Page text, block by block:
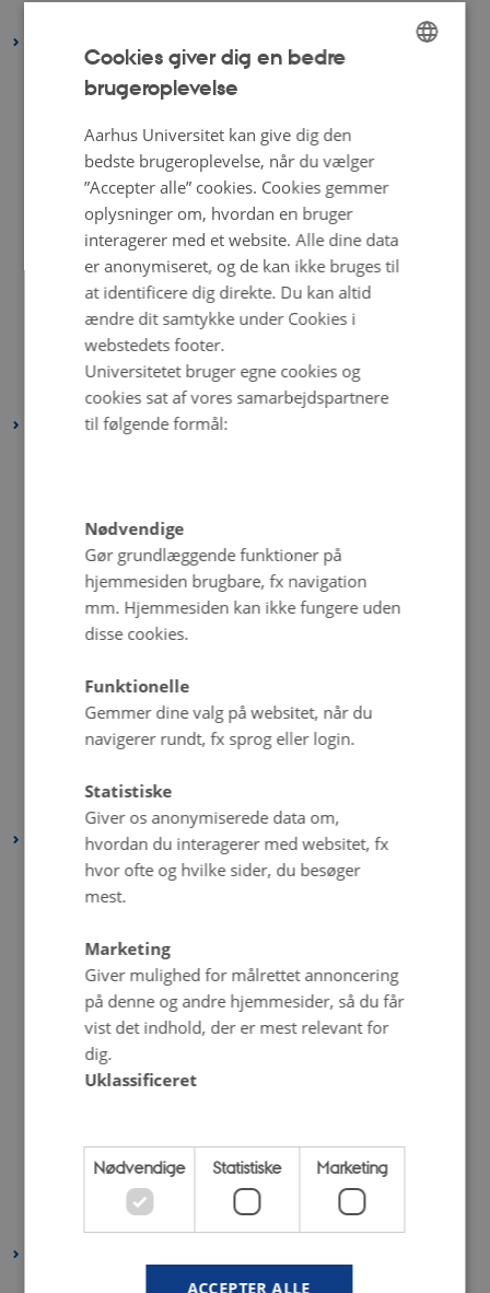
(1 post)
november 2025
(2 poster)
oktober 2025(6 poster)
september 2025(1 post)
august 2025
juni 2025(2 poster)
maj 2025(1 post)
april 2025(2 poster)
marts 2025(2 poster)
februar 2025
(2 poster)
januar 2025(2 poster)
oktober 2024
(2 poster)
september 2024(4 poster)
august 2024(2 poster)
juli 2024(2 poster)
maj 2024(1 post)
april 2024(3 poster)
marts 2024(2 poster)
januar 2024
december 2023 (3 poster)
november 2023
september 2023(2 poster)
august 2023(3 poster)
juli 2023(2 poster)
juni 2023
marts 2023
(4 poster)
februar 2023(2 poster)
januar 2023(4 poster)
(1 post)
Cookies giver dig en bedre
brugeroplevelse
Aarhus Universitet kan give dig den
bedste brugeroplevelse, når du vælger
”Accepter alle” cookies. Cookies gemmer
oplysninger om, hvordan en bruger
interagerer med et website. Alle dine data
er anonymiseret, og de kan ikke bruges til
at identificere dig direkte. Du kan altid
ændre dit samtykke under Cookies i
webstedets footer.
Universitetet bruger egne cookies og
cookies sat af vores samarbejdspartnere
til følgende formål:
Nødvendige
Gør grundlæggende funktioner på
hjemmesiden brugbare, fx navigation
mm. Hjemmesiden kan ikke fungere uden
disse cookies.
Funktionelle
Gemmer dine valg på websitet, når du
navigerer rundt, fx sprog eller login.
Statistiske
Giver os anonymiserede data om,
hvordan du interagerer med websitet, fx
hvor ofte og hvilke sider, du besøger
mest.
Marketing
Giver mulighed for målrettet annoncering
på denne og andre hjemmesider, så du får
vist det indhold, der er mest relevant for
dig.
Uklassificeret
Nødvendige Statistiske Marketing
ACCEPTER ALLE